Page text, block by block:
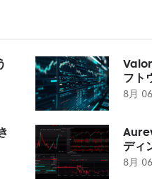
フト
8月
ディ
8月